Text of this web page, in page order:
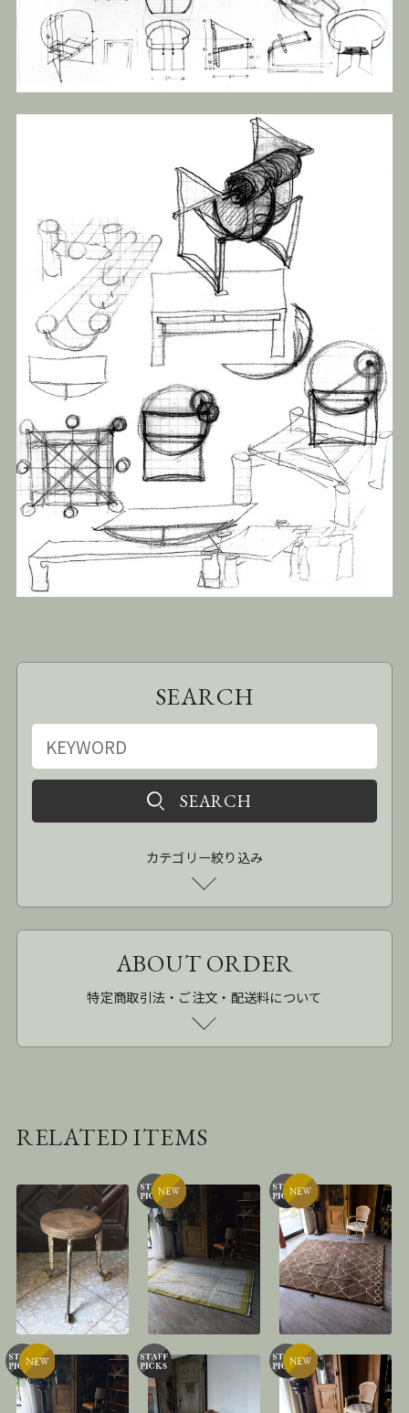
SEARCH
カテゴリー絞り込み
ABOUT ORDER
特定商取引法・ご注文・配送料について
RELATED ITEMS